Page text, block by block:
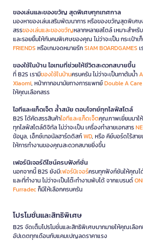
ของเล่นและของขวัญ สุดพิเศษทุกเทศกาล
มองหาของเล่นเสริมพัฒนาการ หรือของขวัญสุดพิเศษ
สรรของเล่นและของขวัญหลากหลายสไตล์ เหมาะสำห
และรอยยิ้มให้กับคนพิเศษของคุณ ไม่ว่าจะเป็น กระเป๋า
FRIENDS หรือเกมจดหมายรักSIAM BOARDGAMES
ของใช้ในบ้าน ไอเทมที่ช่วยให้ชีวิตสะดวกสบายขึ้น
ที่ B2S เรามีของใช้ในบ้านครบครัน ไม่ว่าจะเป็นกาต้มน้ำ
Xiaomi, หน้ากากอนามัยทางการแพทย์Double A Care
ให้คุณเลือกสรร
ไอทีและแก็ดเจ็ต ล้ำสมัย ตอบโจทย์ทุกไลฟ์สไตล์
B2S ได้คัดสรรสินค้าไอทีและแก็ดเจ็ตคุณภาพเยี่ยมมาใ
ทุกไลฟ์สไตล์ดิจิทัล ไม่ว่าจะเป็น เครื่องทำลายเอกสาร
ข้อมูล, เอ็กซ์เทอนัลฮาร์ดดิสก์WD, หรือ คีย์บอร์ดไร้สาย
ให้การทำงานของคุณสะดวกสบายยิ่งขึ้น
เฟอร์นิเจอร์ดีไซน์ครบฟังก์ชั่น
นอกจากนี้ B2S ยังมีเฟอร์นิเจอร์ครบทุกฟังก์ชันให้คุณไ
และที่ทำงาน ไม่ว่าจะเป็นโต๊ะทำงานพับได้ จากแบรนด์
Furradecก็มีให้เลือกครบครัน
โปรโมชั่นและสิทธิพิเศษ
B2S จัดเต็มโปรโมชั่นและสิทธิพิเศษมากมายให้คุณเลือ
อัปเดตทุกเดือนกับแคมเปญลดราคาแรง